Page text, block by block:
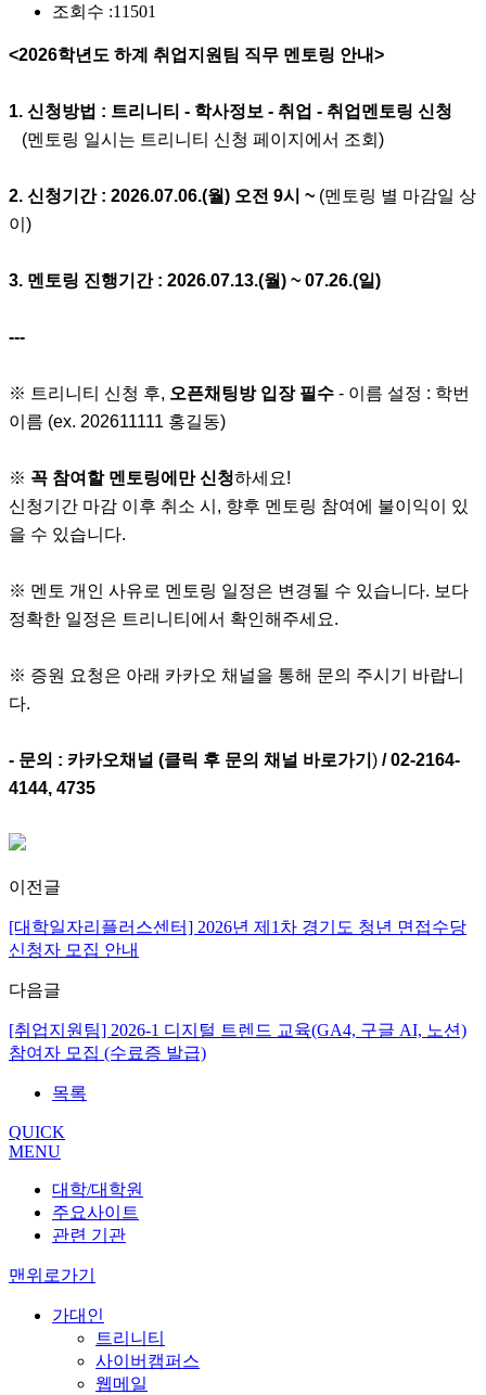
조회수 :11501
<2026학년도 하계 취업지원팀 직무 멘토링 안내>
1. 신청방법 : 트리니티 - 학사정보 - 취업 - 취업멘토링 신청
(멘토링 일시는 트리니티 신청 페이지에서 조회)
2. 신청기간 : 2026.07.06.(월) 오전 9시 ~ (멘토링 별 마감일 상
이)
3. 멘토링 진행기간 : 2026.07.13.(월) ~ 07.26.(일)
---
※ 트리니티 신청 후, 오픈채팅방 입장 필수 - 이름 설정 : 학번
이름 (ex. 202611111 홍길동)
※ 꼭 참여할 멘토링에만 신청하세요!
신청기간 마감 이후 취소 시, 향후 멘토링 참여에 불이익이 있
을 수 있습니다.
※ 멘토 개인 사유로 멘토링 일정은 변경될 수 있습니다. 보다
정확한 일정은 트리니티에서 확인해주세요.
※ 증원 요청은 아래 카카오 채널을 통해 문의 주시기 바랍니
다.
- 문의 : 카카오채널 (클릭 후 문의 채널 바로가기 ) / 02-2164-
4144, 4735
이전글
[대학일자리플러스센터] 2026년 제1차 경기도 청년 면접수당
신청자 모집 안내
다음글
[취업지원팀] 2026-1 디지털 트렌드 교육(GA4, 구글 AI, 노션)
참여자 모집 (수료증 발급)
목록
QUICK
MENU
대학/대학원
주요사이트
관련 기관
맨위로가기
가대인
트리니티
사이버캠퍼스
웹메일